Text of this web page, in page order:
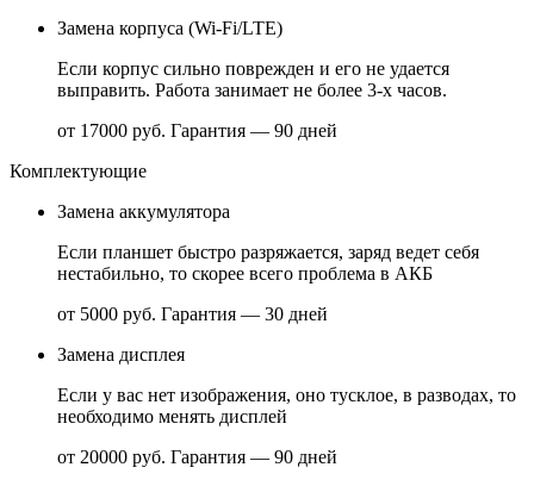
Замена корпуса (Wi-Fi/LTE)
Если корпус сильно поврежден и его не удается
выправить. Работа занимает не более 3-х часов.
от 17000 руб. Гарантия — 90 дней
Комплектующие
Замена аккумулятора
Если планшет быстро разряжается, заряд ведет себя
нестабильно, то скорее всего проблема в АКБ
от 5000 руб. Гарантия — 30 дней
Замена дисплея
Если у вас нет изображения, оно тусклое, в разводах, то
необходимо менять дисплей
от 20000 руб. Гарантия — 90 дней